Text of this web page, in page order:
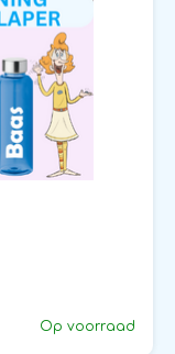
Op voorraad